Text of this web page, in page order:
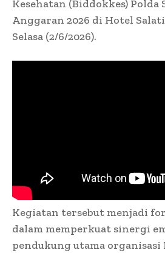
Kesehatan (Biddokkes) Polda
Anggaran 2026 di Hotel
Selasa (2/6/2026).
Kegiatan tersebut menjadi
dalam memperkuat sinergi
pendukung utama organisasi